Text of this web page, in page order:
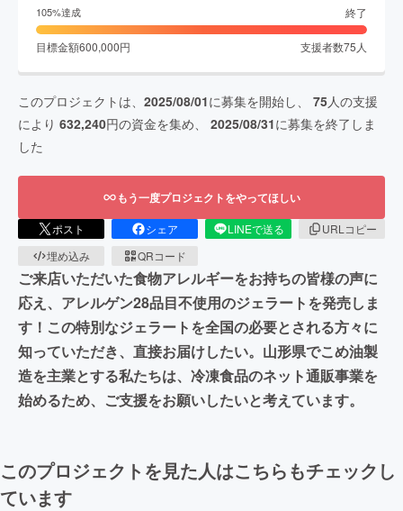
105%達成 終了
目標金額600,000円 支援者数75 人
このプロジェクトは、 2025/08/01に募集を開始し、 75人の支援
により 632,240円の資金を集め、 2025/08/31に募集を終了しま
した
もう一度プロジェクトをやってほしい
ポスト シェア LINEで送る
URLコピー
埋め込み
QRコード
ご来店いただいた食物アレルギーをお持ちの皆様の声に
応え、アレルゲン28品目不使用のジェラートを発売しま
す！この特別なジェラートを全国の必要とされる方々に
知っていただき、直接お届けしたい。山形県でこめ油製
造を主業とする私たちは、冷凍食品のネット通販事業を
始めるため、ご支援をお願いしたいと考えています。
このプロジェクトを見た人はこちらもチェックし
ています